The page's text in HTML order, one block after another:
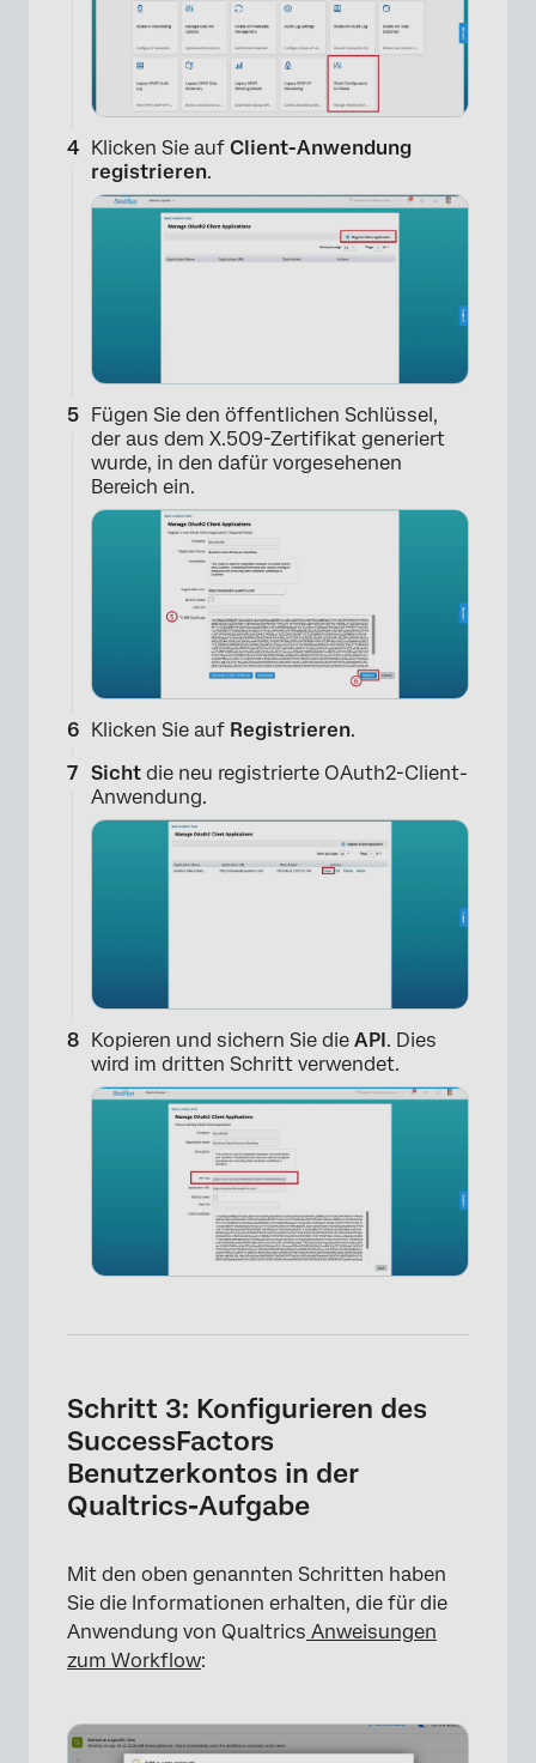
×
×
Klicken Sie auf Client-Anwendung
registrieren.
×
Fügen Sie den öffentlichen Schlüssel,
der aus dem X.509-Zertifikat generiert
wurde, in den dafür vorgesehenen
Bereich ein.
×
Klicken Sie auf Registrieren.
Sicht die neu registrierte OAuth2-Client-
Anwendung.
Kopieren und sichern Sie die API . Dies
wird im dritten Schritt verwendet.
Schritt 3: Konfigurieren des
SuccessFactors
Benutzerkontos in der
Qualtrics-Aufgabe
Mit den oben genannten Schritten haben
Sie die Informationen erhalten, die für die
Anwendung von Qualtrics Anweisungen
zum Workflow: